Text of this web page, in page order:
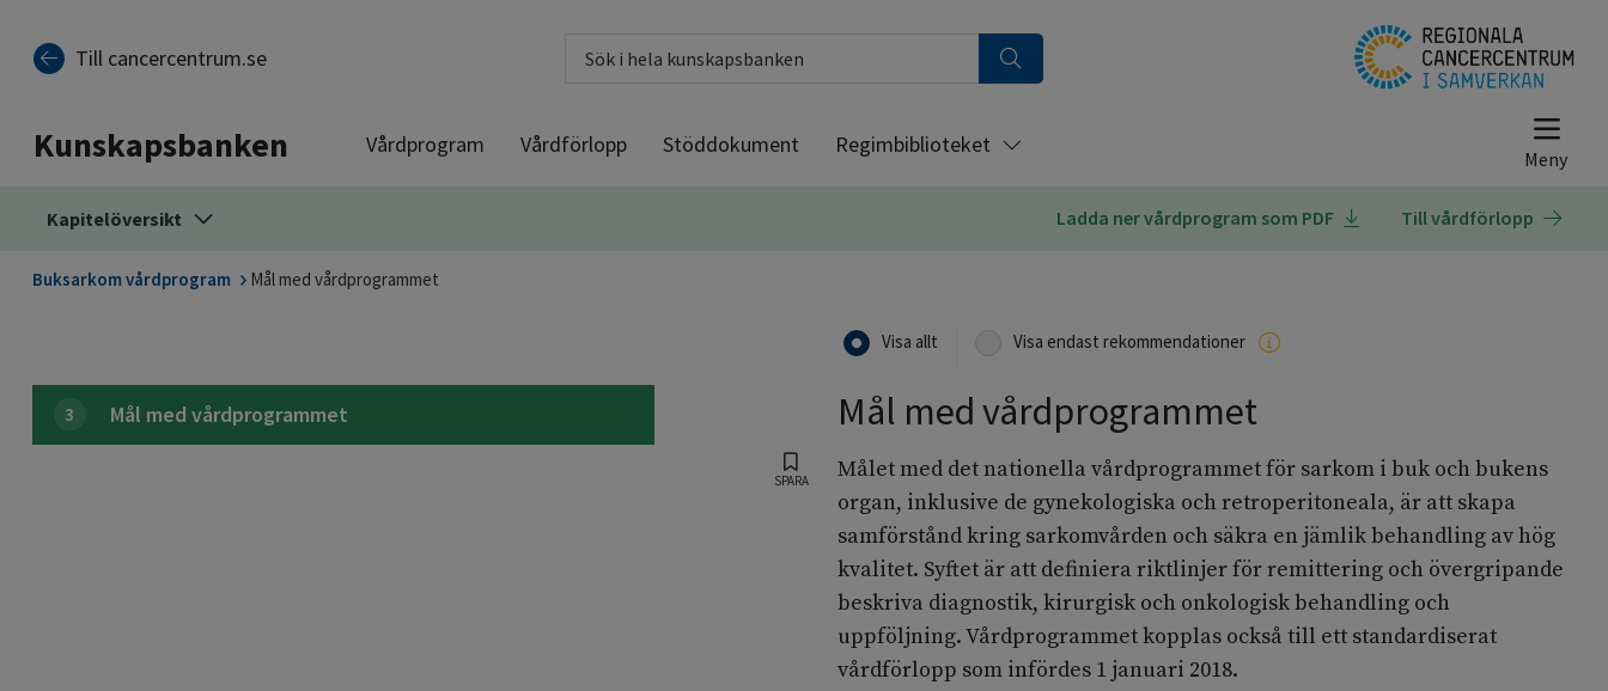
Till cancercentrum.se
Kunskapsbanken Vårdprogram Vårdförlopp Stöddokument Regimbiblioteket
Kapitelöversikt Ladda ner vårdprogram som PDF Till vårdförlopp
Buksarkom vårdprogram Mål med vårdprogrammet
3 Mål med vårdprogrammet
Visa allt Visa endast rekommendationer
Mål med vårdprogrammet
SPARA
Målet med det nationella vårdprogrammet för sarkom i buk och bukens
organ, inklusive de gynekologiska och retroperitoneala, är att skapa
samförstånd kring sarkomvården och säkra en jämlik behandling av hög
kvalitet. Syftet är att definiera riktlinjer för remittering och övergripande
beskriva diagnostik, kirurgisk och onkologisk behandling och
uppföljning. Vårdprogrammet kopplas också till ett standardiserat
vårdförlopp som infördes 1 januari 2018.